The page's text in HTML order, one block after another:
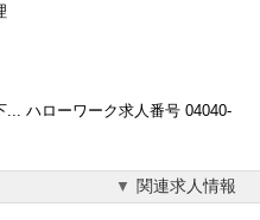
... ハローワーク求人番号 04040-
関連求人情報